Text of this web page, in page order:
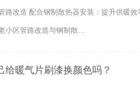
路改造 配合钢制散热器安装：提升供暖
小区管路改造与钢制散…
给暖气片刷漆换颜色吗？